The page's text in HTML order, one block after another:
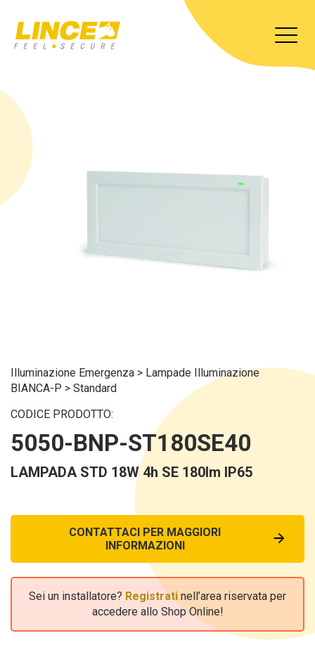
Illuminazione Emergenza > Lampade Illuminazione
BIANCA-P > Standard
CODICE PRODOTTO:
5050-BNP-ST180SE40
LAMPADA STD 18W 4h SE 180lm IP65
CONTATTACI PER MAGGIORI
INFORMAZIONI
Sei un installatore? Registrati nell’area riservata per
accedere allo Shop Online!